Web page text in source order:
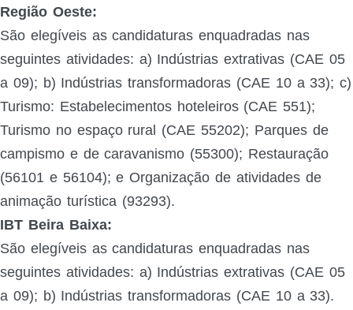
Região Oeste:
São elegíveis as candidaturas enquadradas nas
seguintes atividades: a) Indústrias extrativas (CAE 05
a 09); b) Indústrias transformadoras (CAE 10 a 33); c)
Turismo: Estabelecimentos hoteleiros (CAE 551);
Turismo no espaço rural (CAE 55202); Parques de
campismo e de caravanismo (55300); Restauração
(56101 e 56104); e Organização de atividades de
animação turística (93293).
IBT Beira Baixa:
São elegíveis as candidaturas enquadradas nas
seguintes atividades: a) Indústrias extrativas (CAE 05
a 09); b) Indústrias transformadoras (CAE 10 a 33).